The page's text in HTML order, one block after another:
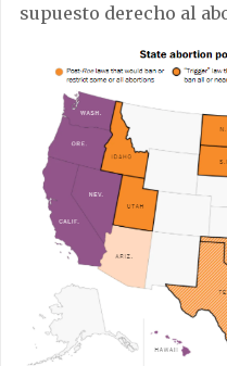
supuesto derecho al